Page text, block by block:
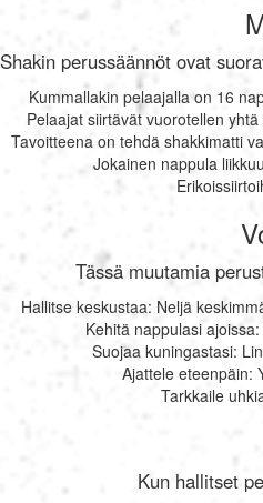
Shakin perussäännöt ovat
Kummallakin pelaajalla on 16
Pelaajat siirtävät vuorotellen
Tavoitteena on tehdä shakkimatti
Jokainen nappula
Tässä muutamia
Hallitse keskustaa: Neljä
Kehitä nappulasi
Suojaa kuningastasi:
Ajattele eteenpäin:
Tarkkaile
Kun hallitset